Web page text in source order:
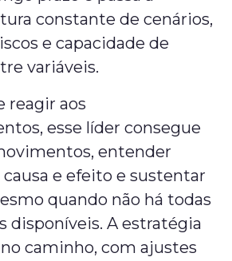
constante de cenários,
e capacidade de
variáveis.
reagir aos
esse líder consegue
entender
causa e efeito e sustentar
quando não há todas
disponíveis. A estratégia
caminho, com ajustes